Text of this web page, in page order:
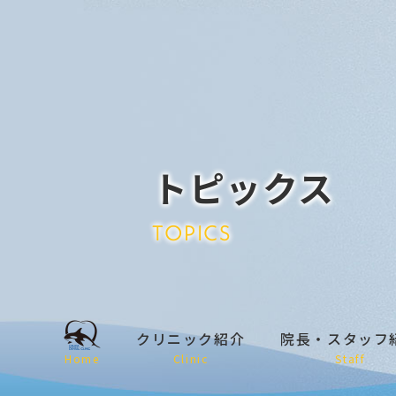
トピックス
TOPICS
Home
クリニック紹介
Clinic
院長・スタッフ
Staff